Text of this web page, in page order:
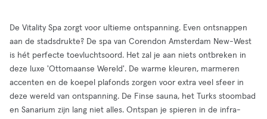
De Vitality Spa zorgt voor ultieme ontspanning. Even ontsnappen
aan de stadsdrukte? De spa van Corendon Amsterdam New-West
is hét perfecte toevluchtsoord. Het zal je aan niets ontbreken in
deze luxe 'Ottomaanse Wereld'. De warme kleuren, marmeren
accenten en de koepel plafonds zorgen voor extra veel sfeer in
deze wereld van ontspanning. De Finse sauna, het Turks stoombad
en Sanarium zijn lang niet alles. Ontspan je spieren in de infra-